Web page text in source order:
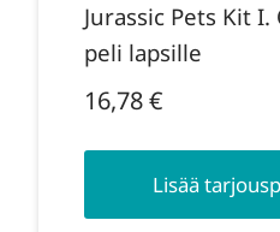
Jurassic Pets Kit
peli lapsille
16,78€
Lisää